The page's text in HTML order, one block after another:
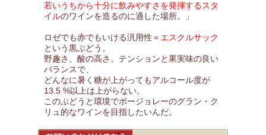
若いうちから十分に飲みやすさを発揮するスタ
イルのワインを造るのに適した場所。」
ロゼでも赤でもいける汎用性＝ エスクルサック
という黒ぶどう。
野趣さ、酸の高さ、テンションと果実味の良い
バランスで、
どんなに暑く糖が上がってもアルコール度が
13.5 %以上は上がらない。
このぶどうと環境でボージョレーのグラン・ク
リュ的なワインを目指したいんだ。